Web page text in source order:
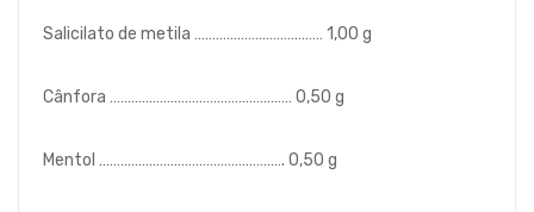
Salicilato de metila ……………………………… 1,00 g
Cânfora …………………………………………… 0,50 g
Mentol ……………………………………………. 0,50 g